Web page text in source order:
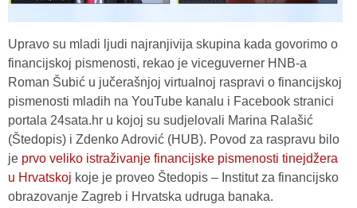
Upravo su mladi ljudi najranjivija skupina kada govorimo o
financijskoj pismenosti, rekao je viceguverner HNB-a
Roman Šubić u jučerašnjoj virtualnoj raspravi o financijskoj
pismenosti mladih na YouTube kanalu i Facebook stranici
portala 24sata.hr u kojoj su sudjelovali Marina Ralašić
(Štedopis) i Zdenko Adrović (HUB). Povod za raspravu bilo
je prvo veliko istraživanje financijske pismenosti tinejdžera
u Hrvatskoj koje je proveo Štedopis – Institut za financijsko
obrazovanje Zagreb i Hrvatska udruga banaka.